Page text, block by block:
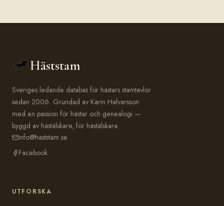
Häststam
Sveriges ledande databas för hästars stamtavlor
sedan 2006. Grundad av Karin Halvarsson
med en passion för hästar och genealogi —
byggd av hästälskare, för hästälskare.
info@haststam.se
Facebook
UTFORSKA